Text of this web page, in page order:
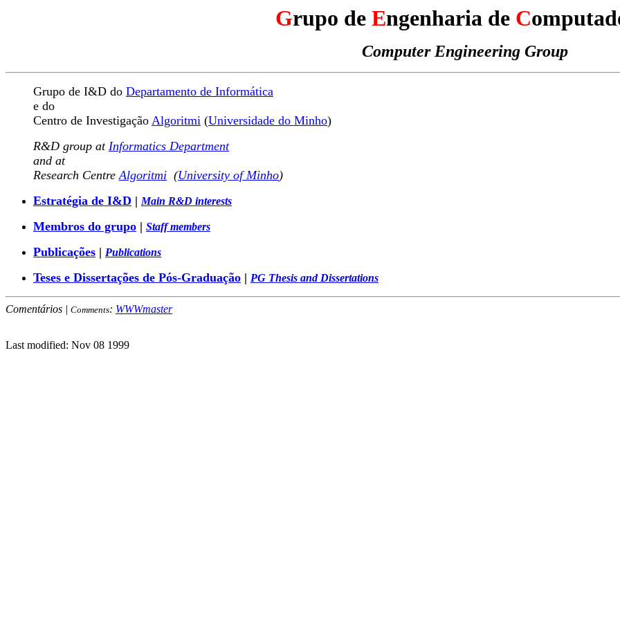
Grupo de Engenharia de C
Computer Engineering Group
Grupo de I&D do Departamento de Informática
e do
Centro de Investigação Algoritmi (Universidade do Minho)
R&D group at Informatics Department
and at
Research CentreAlgoritmi (University of Minho)
Estratégia de I&D |Main R&D interests
Membros do grupo | Staff members
Publicações | Publications
Teses e Dissertações de Pós-Graduação | PG Thesis and Dissertations
Comentários | Comments: WWWmaster
Last modified: Nov 08 1999